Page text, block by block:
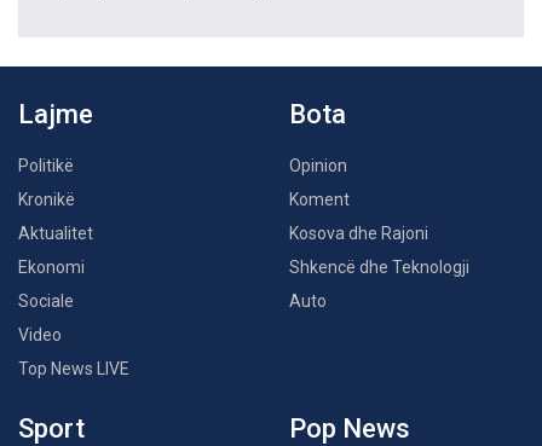
Lajme
Politikë
Kronikë
Aktualitet
Ekonomi
Sociale
Video
Top News LIVE
Bota
Opinion
Koment
Kosova dhe Rajoni
Shkencë dhe Teknologji
Auto
Sport Pop News